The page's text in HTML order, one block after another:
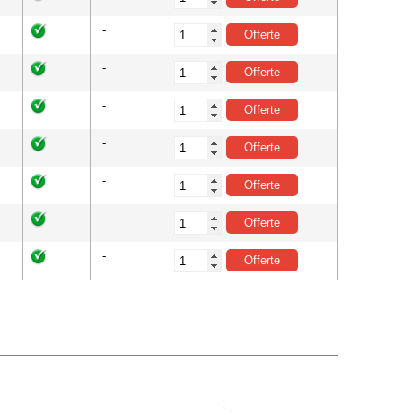
-
-
-
-
-
-
-